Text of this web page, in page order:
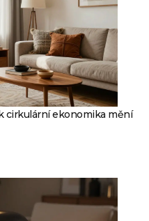
cirkulární ekonomika mění